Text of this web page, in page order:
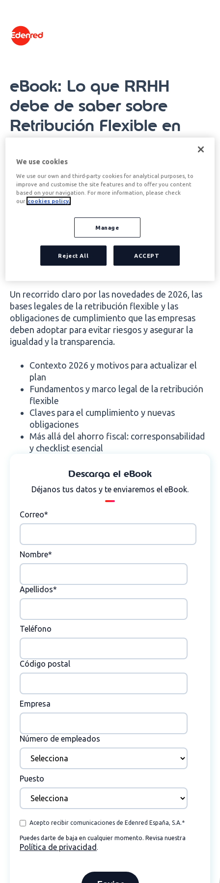
eBook: Lo que RRHH
debe de saber sobre
Retribución Flexible en
marco legal
Descubre cómo adaptar tu plan de retribución
Esta guía reúne las claves normativas, legales y
operativas que RR. HH. debe conocer para diseñar
y mantener un plan de retribución flexible seguro y
Un recorrido claro por las novedades de 2026, las
bases legales de la retribución flexible y las
obligaciones de cumplimiento que las empresas
deben adoptar para evitar riesgos y asegurar la
igualdad y la transparencia.
Contexto 2026 y motivos para actualizar el
plan
Fundamentos y marco legal de la retribución
flexible
Claves para el cumplimiento y nuevas
obligaciones
Más allá del ahorro fiscal: corresponsabilidad
y checklist esencial
Descarga el eBook
Déjanos tus datos y te enviaremos el eBook.
Correo*
Nombre*
Apellidos*
Teléfono
Código postal
Empresa
Número de empleados
Puesto
Acepto recibir comunicaciones de Edenred España, S.A.*
Puedes darte de baja en cualquier momento. Revisa nuestra
Política de privacidad .
We use cookies
We use our own and third-party cookies for analytical purposes, to
improve and customise the site features and to offer you content
based on your navigation. For more information, please check
our cookies policy.
Manage
Reject All ACCEPT